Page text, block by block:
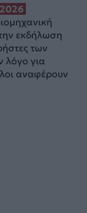
εκδήλωση
των
λόγο για
αναφέρουν